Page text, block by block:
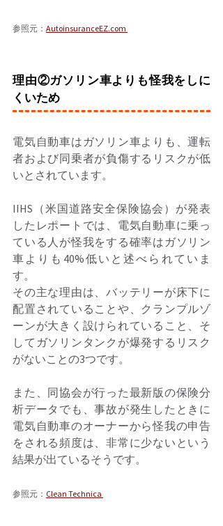
参照元： AutoinsuranceEZ.com
理由②ガソリン車よりも怪我をしに
くいため
電気自動車はガソリン車よりも、運転
者および同乗者が負傷するリスクが低
いとされています。
IIHS（米国道路安全保険協会）が発表
したレポートでは、電気自動車に乗っ
ている人が怪我をする確率はガソリン
車よりも40%低いと述べられていま
す。
その主な理由は、バッテリーが床下に
配置されていることや、クランプルゾ
ーンが大きく設けられていること、そ
してガソリンタンクが爆発するリスク
がないことの3つです。
また、同協会が行った最新版の保険分
析データでも、事故が発生したときに
電気自動車のオーナーから怪我の申告
をされる頻度は、非常に少ないという
結果が出ているそうです。
参照元： Clean Technica